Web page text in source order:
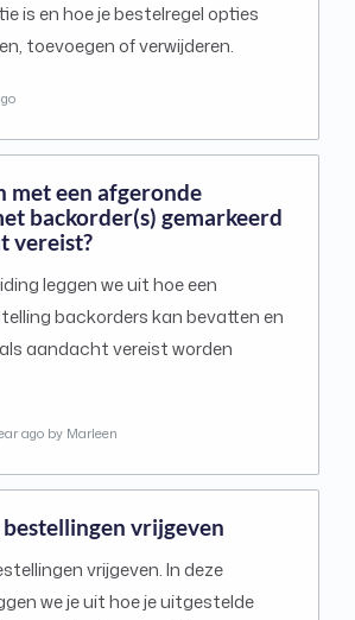
is en hoe je bestelregel opties
toevoegen of verwijderen.
met een afgeronde
backorder(s) gemarkeerd
vereist?
leggen we uit hoe een
backorders kan bevatten en
aandacht vereist worden
ago by Marleen
vrijgeven
vrijgeven. In deze
we je uit hoe je uitgestelde